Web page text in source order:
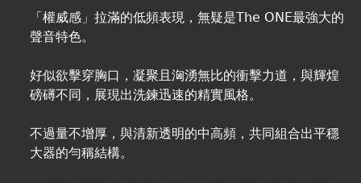
「權威感」拉滿的低頻表現，無疑是The ONE最強大的
聲音特色。
好似欲擊穿胸口，凝聚且洶湧無比的衝擊力道，與輝煌
磅礡不同，展現出洗鍊迅速的精實風格。
不過量不增厚，與清新透明的中高頻，共同組合出平穩
大器的勻稱結構。